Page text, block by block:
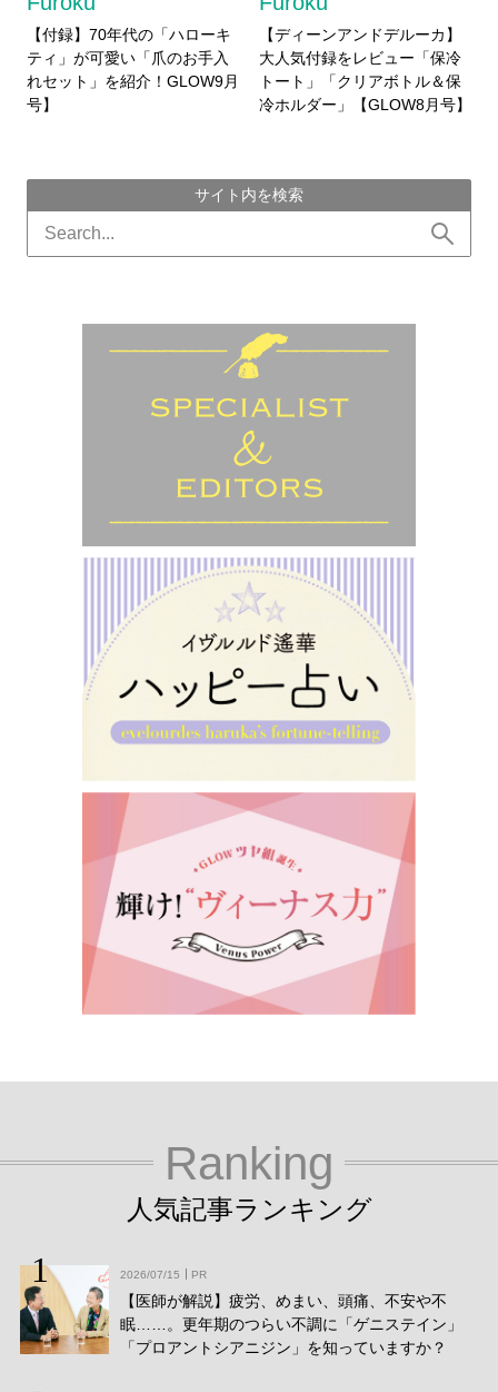
【付録】70年代の「ハローキ
ティ」が可愛い「爪のお手入
れセット」を紹介！GLOW9月
号】
【ディーンアンドデルーカ】
大人気付録をレビュー「保冷
トート」「クリアボトル＆保
冷ホルダー」【GLOW8月号】
サイト内を検索
Ranking
人気記事ランキング
2026/07/15 PR
【医師が解説】疲労、めまい、頭痛、不安や不
眠……。更年期のつらい不調に「ゲニステイン」
「プロアントシアニジン」を知っていますか？